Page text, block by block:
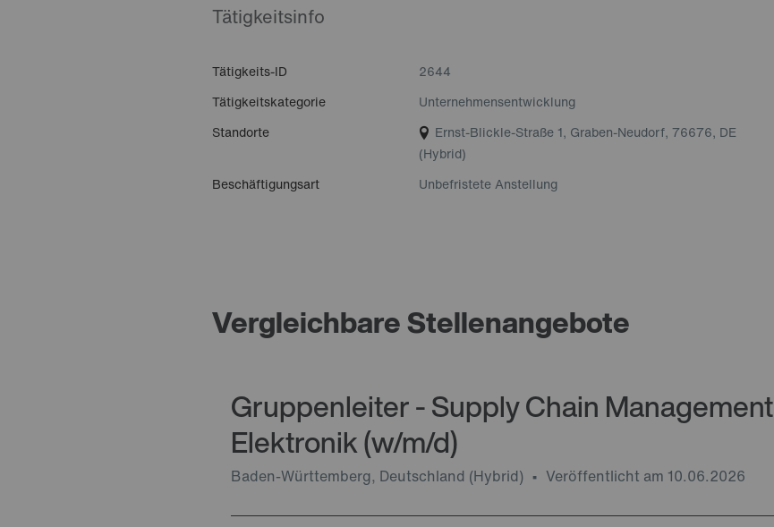
Tätigkeitsinfo
Tätigkeits-ID
2644
Tätigkeitskategorie
Unternehmensentwicklung
Standorte
Ernst-Blickle-Straße 1, Graben-Neudorf, 76676, DE
(Hybrid)
Beschäftigungsart
Unbefristete Anstellung
Vergleichbare Stellenangebote
Gruppenleiter - Supply Chain Management
Elektronik (w/m/d)
Baden-Württemberg, Deutschland (Hybrid) Veröffentlicht am 10.06.2026